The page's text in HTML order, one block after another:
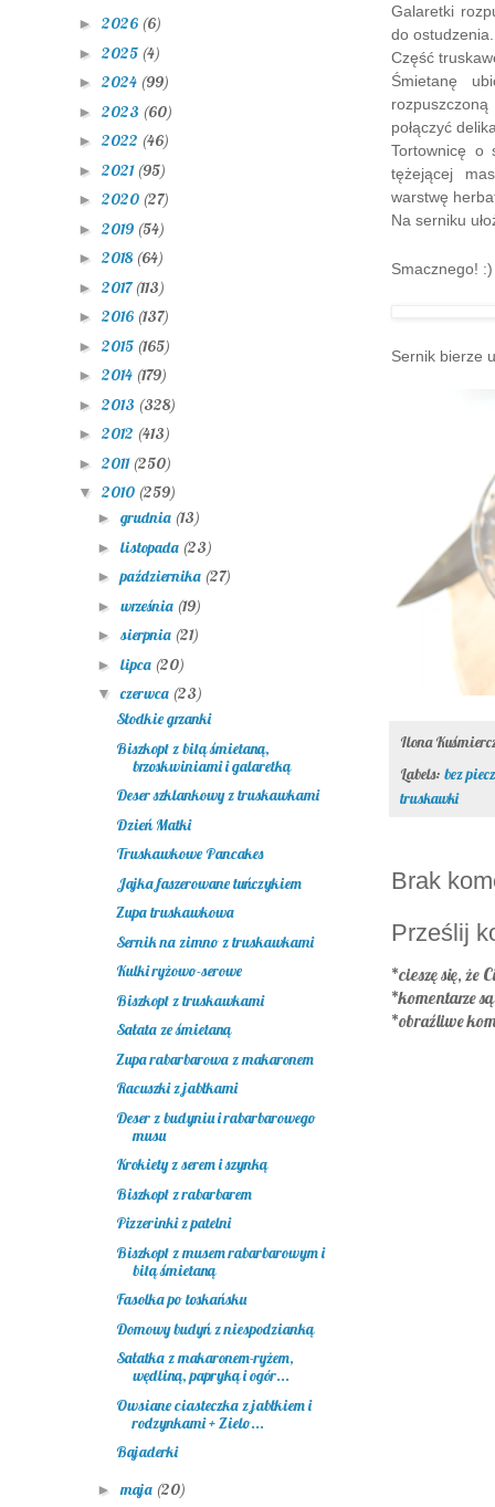
Galaretki
do ostudzenia.
Część
Śmietanę
połączyć
Tortownicę o
tężejącej
warstwę
Na serniku
Smacznego! :)
Sernik bierze
Ilona
Labels: bez
truskawki
Brak
Prześlij
*cieszę się, że
*komentarze
*obraźliwe
► 2026 (6)
► 2025 (4)
► 2024 (99)
► 2023 (60)
► 2022 (46)
► 2021 (95)
► 2020 (27)
► 2019 (54)
► 2018 (64)
► 2017(113)
► 2016 (137)
► 2015 (165)
► 2014 (179)
► 2013 (328)
► 2012 (413)
► 2011 (250)
▼ 2010 (259)
► grudnia (13)
► listopada (23)
►października (27)
► września (19)
► sierpnia (21)
► lipca (20)
▼czerwca (23)
Słodkie grzanki
Biszkopt z bitą śmietaną,
brzoskwiniami i galaretką
Deser szklankowy z truskawkami
Dzień Matki
Truskawkowe Pancakes
Jajka faszerowane tuńczykiem
Zupa truskawkowa
Sernik na zimno z truskawkami
Kulki ryżowo-serowe
Biszkopt z truskawkami
Sałata ze śmietaną
Zupa rabarbarowa z makaronem
Racuszki z jabłkami
Deser z budyniu i rabarbarowego
musu
Krokiety z serem i szynką
Biszkopt z rabarbarem
Pizzerinki z patelni
Biszkopt z musem rabarbarowym i
bitą śmietaną
Fasolka po toskańsku
Domowy budyń z niespodzianką
Sałatka z makaronem-ryżem,
wędliną, papryką i ogór...
Owsiane ciasteczka z jabłkiem i
rodzynkami + Zielo...
Bajaderki
► maja (20)